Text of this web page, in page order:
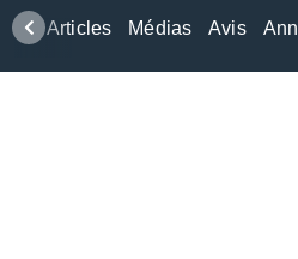
Articles Médias Avis